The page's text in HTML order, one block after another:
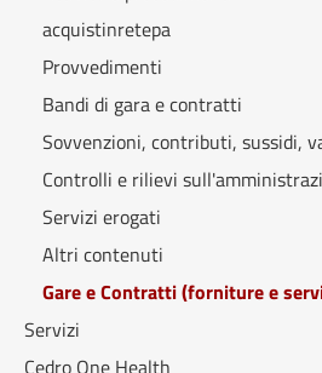
acquistinretepa
Provvedimenti
Bandi di gara e contratti
Sovvenzioni, contributi, sussidi,
Controlli e rilievi
Servizi erogati
Altri contenuti
Gare e Contratti (forniture e
Servizi
Cedro One Health